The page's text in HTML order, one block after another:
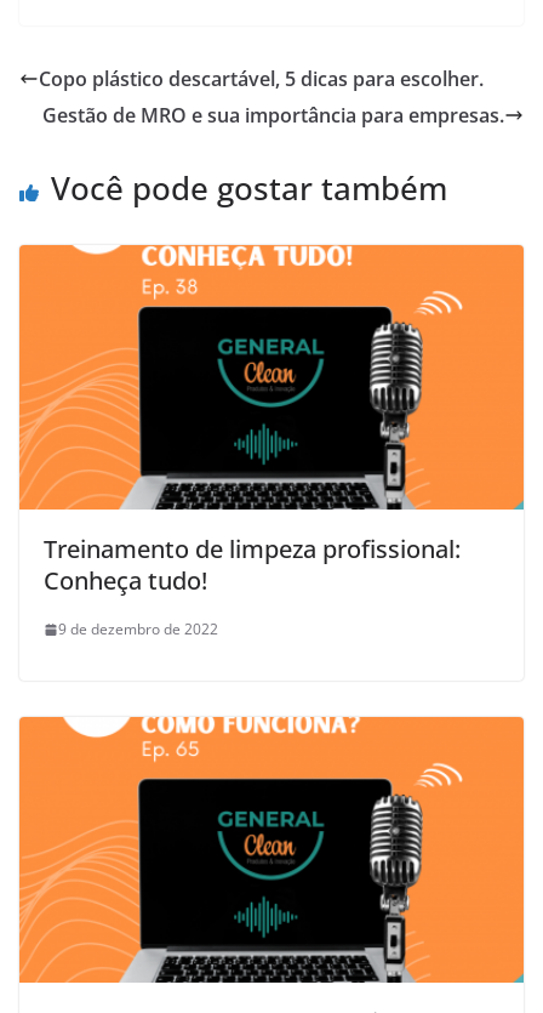
Copo plástico descartável, 5 dicas para escolher.
Gestão de MRO e sua importância para empresas.
Você pode gostar também
Treinamento de limpeza profissional:
Conheça tudo!
9 de dezembro de 2022